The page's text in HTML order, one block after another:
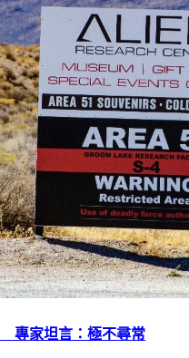
專家坦言：極不尋常